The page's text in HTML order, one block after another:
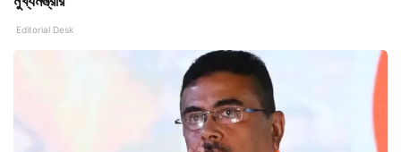
Editorial Desk